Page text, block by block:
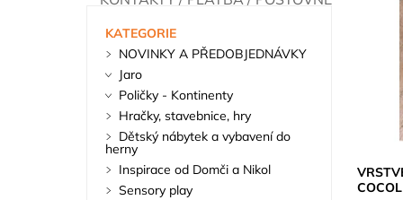
KATEGORIE
NOVINKY A PŘEDOBJEDNÁVKY
Jaro
Poličky - Kontinenty
Hračky, stavebnice, hry
Dětský nábytek a vybavení do
herny
Inspirace od Domči a Nikol
Sensory play